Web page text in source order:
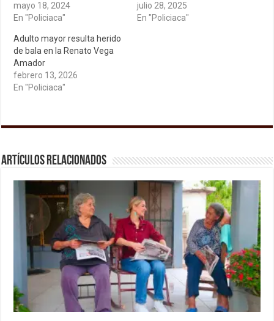
mayo 18, 2024
En "Policiaca"
julio 28, 2025
En "Policiaca"
Adulto mayor resulta herido
de bala en la Renato Vega
Amador
febrero 13, 2026
En "Policiaca"
Artículos relacionados